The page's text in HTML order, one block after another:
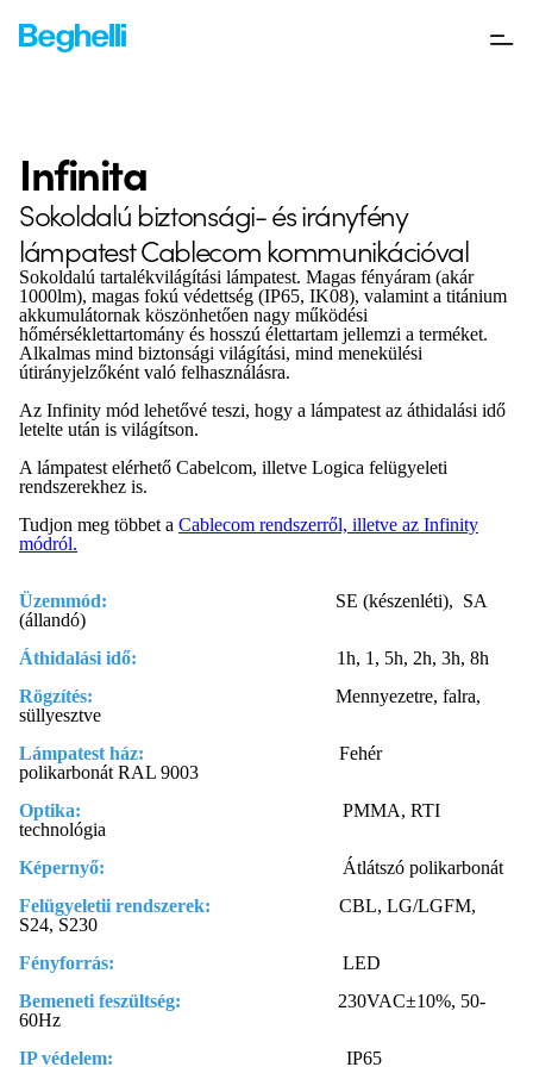
Infinita
Sokoldalú biztonsági- és irányfény
lámpatest Cablecom kommunikációval
Sokoldalú tartalékvilágítási lámpatest. Magas fényáram (akár
1000lm), magas fokú védettség (IP65, IK08), valamint a titánium
akkumulátornak köszönhetően nagy működési
hőmérséklettartomány és hosszú élettartam jellemzi a terméket.
Alkalmas mind biztonsági világítási, mind menekülési
útirányjelzőként való felhasználásra.
Az Infinity mód lehetővé teszi, hogy a lámpatest az áthidalási idő
letelte után is világítson.
A lámpatest elérhető Cabelcom, illetve Logica felügyeleti
rendszerekhez is.
Tudjon meg többet a Cablecom rendszerről, illetve az Infinity
módról.
Üzemmód: SE (készenléti), SA
(állandó)
Áthidalási idő:
1h, 1, 5h, 2h, 3h, 8h
Rögzítés: Mennyezetre, falra,
süllyesztve
Lámpatest ház:
Fehér
polikarbonát RAL 9003
Optika:
PMMA, RTI
technológia
Képernyő:
Átlátszó polikarbonát
Felügyeletii rendszerek:
CBL, LG/LGFM,
S24, S230
Fényforrás:
LED
Bemeneti feszültség:
230VAC±10%, 50-
60Hz
IP védelem:
IP65